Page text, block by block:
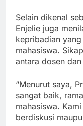
Selain dikenal
Enjelie juga
kepribadian
mahasiswa.
antara dosen
“Menurut saya,
sangat baik,
mahasiswa.
berdiskusi